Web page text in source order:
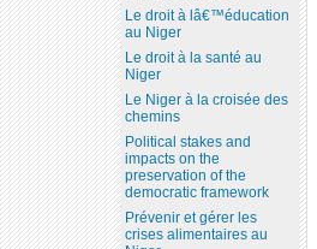
Le droit à lâ€™éducation
au Niger
Le droit à la santé au
Niger
Le Niger à la croisée des
chemins
Political stakes and
impacts on the
preservation of the
democratic framework
Prévenir et gérer les
crises alimentaires au